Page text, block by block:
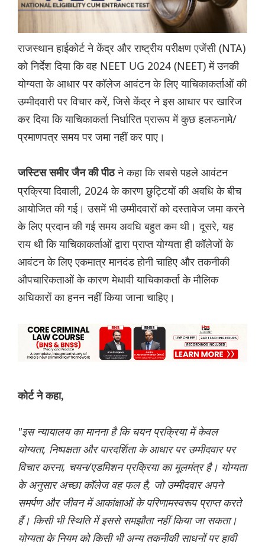
राजस्थान हाईकोर्ट ने केंद्र और राष्ट्रीय परीक्षण एजेंसी (NTA)
को निर्देश दिया कि वह NEET UG 2024 (NEET) में उनकी
योग्यता के आधार पर कॉलेज आवंटन के लिए याचिकाकर्ताओं की
उम्मीदवारी पर विचार करें, जिसे केंद्र ने इस आधार पर खारिज
कर दिया कि याचिकाकर्ता निर्धारित प्रारूप में कुछ हलफनामे/
प्रमाणपत्र समय पर जमा नहीं कर पाए।
जस्टिस समीर जैन की पीठने कहा कि सबसे पहले आवंटन
प्रक्रिया दिवाली, 2024 के कारण छुट्टियों की अवधि के बीच
आयोजित की गई। उसमें भी उम्मीदवारों को दस्तावेज जमा करने
के लिए प्रदान की गई समय अवधि बहुत कम थी। दूसरे, यह
राय थी कि याचिकाकर्ताओं द्वारा प्राप्त योग्यता ही कॉलेजों के
आवंटन के लिए एकमात्र मानदंड होनी चाहिए और तकनीकी
औपचारिकताओं के कारण मेधावी याचिकाकर्ता के मौलिक
अधिकारों का हनन नहीं किया जाना चाहिए।
कोर्ट ने कहा,
"इस न्यायालय का मानना ​​है कि चयन प्रक्रिया में केवल
योग्यता, निष्पक्षता और पारदर्शिता के आधार पर उम्मीदवार पर
विचार करना, चयन/एडमिशन प्रक्रिया का मूलमंत्र है। योग्यता
के अनुसार अच्छा कॉलेज वह फल है, जो उम्मीदवार अपने
समर्पण और जीवन में आकांक्षाओं के परिणामस्वरूप प्राप्त करते
हैं। किसी भी स्थिति में इससे समझौता नहीं किया जा सकता।
योग्यता के नियम को किसी भी अन्य तकनीकी साधनों पर हावी